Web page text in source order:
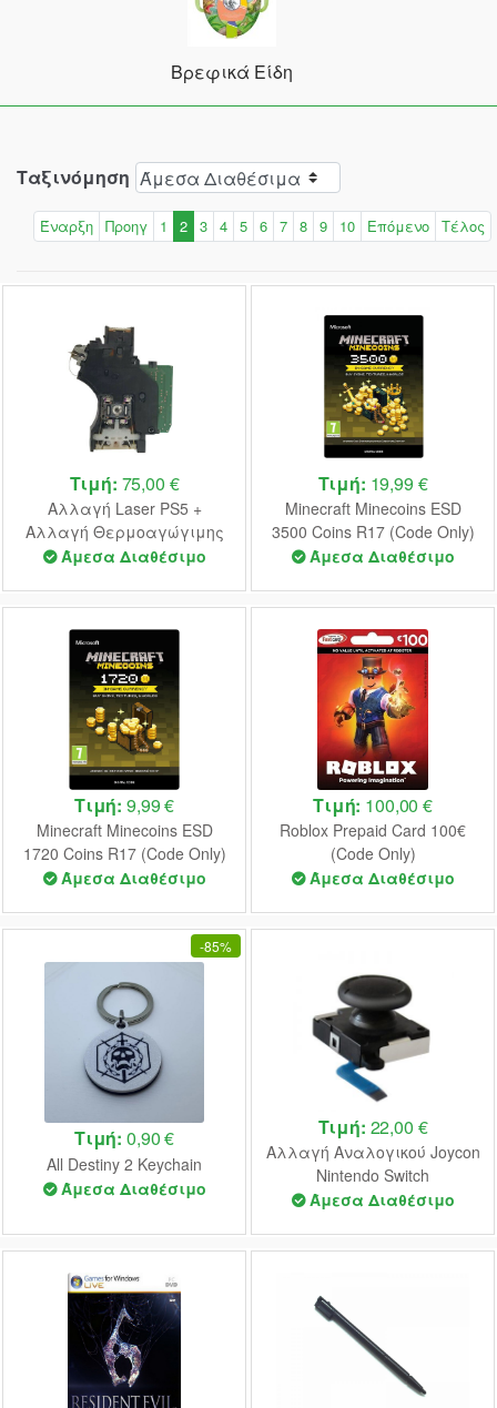
Βρεφικά Είδη
Ταξινόμηση
Έναρξη Προηγ 1 2 3 4 5 6 7 8 9 10 Επόμενο Τέλος
Τιμή: 75,00 €
Αλλαγή Laser PS5 +
Αλλαγή Θερμοαγώγιμης
Πάστας
Άμεσα Διαθέσιμο
Τιμή: 19,99 €
Minecraft Minecoins ESD
3500 Coins R17 (Code Only)
Άμεσα Διαθέσιμο
Τιμή: 9,99 €
Minecraft Minecoins ESD
1720 Coins R17 (Code Only)
Άμεσα Διαθέσιμο
Τιμή: 100,00 €
Roblox Prepaid Card 100€
(Code Only)
Άμεσα Διαθέσιμο
-85%
Τιμή: 0,90 €
All Destiny 2 Keychain
Άμεσα Διαθέσιμο
Τιμή: 22,00 €
Αλλαγή Αναλογικού Joycon
Nintendo Switch
Άμεσα Διαθέσιμο